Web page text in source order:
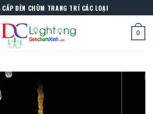
CẤP ĐÈN CHÙM TRANG TRÍ CÁC LOẠI
0